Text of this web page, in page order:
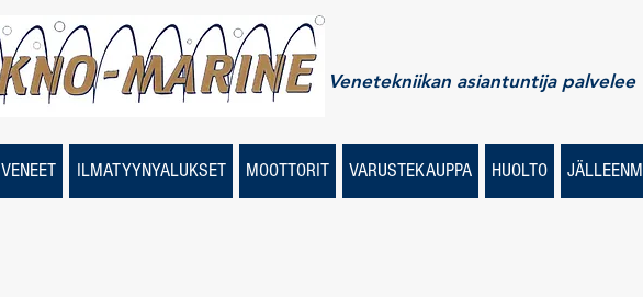
Venetekniikan asiantuntija palvelee
VENEET ILMATYYNYALUKSET MOOTTORIT VARUSTEKAUPPA HUOLTO